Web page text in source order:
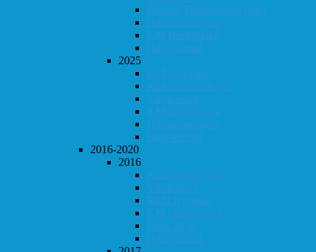
Konrad Timestrening (vår)
Høstturneringen
KM Hurtigsjakk
Høst-konrad
2025
KM Lynsjakk
Klubbmesterskapet
Vår-konrad
KM Hurtigsjakk
Høstturneringen
Høst-konrad
2016-2020
2016
Klubbmesterskapet
Vår-konrad
KM i lynsjakk
KM i hurtigsjakk
Follo 20 år
Høst-konrad